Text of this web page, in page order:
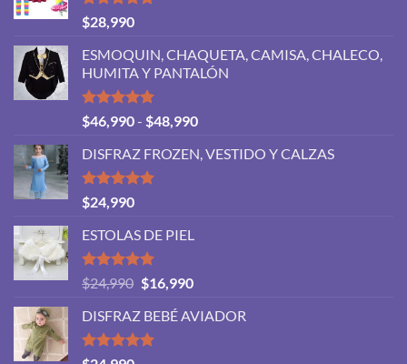
Valorado
con
de 5
$28,990
ESMOQUIN, CHAQUETA, CAMISA, CHALECO,
HUMITA Y PANTALÓN
Valorado
con
de 5
$46,990- $48,990Rango
precios:
DISFRAZ FROZEN, VESTIDO Y CALZAS
Valorado
con
de 5
$24,990
ESTOLAS DE PIEL
Valorado
con
de 5
$24,990 El
original
era:
$16,990El
actual
DISFRAZ BEBÉ AVIADOR